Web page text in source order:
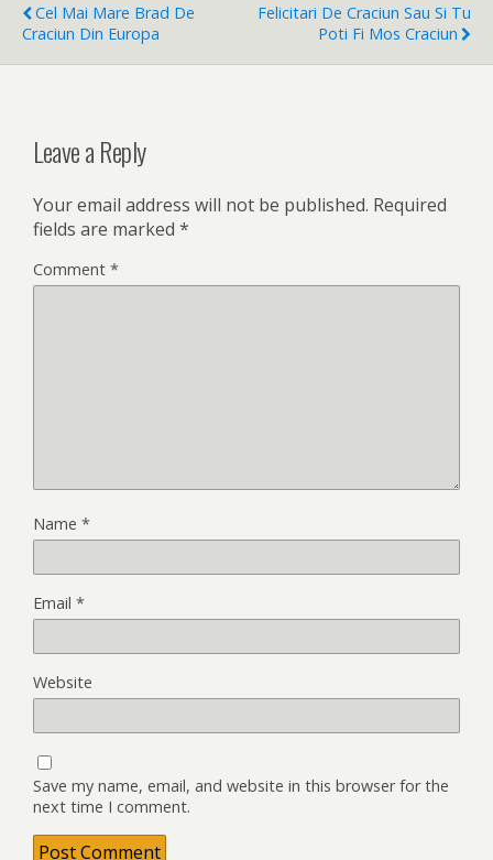
Cel Mai Mare Brad De
Craciun Din Europa
Felicitari De Craciun Sau Si Tu
Poti Fi Mos Craciun
Leave a Reply
Your email address will not be published. Required
fields are marked *
Comment *
Name *
Email *
Website
Save my name, email, and website in this browser for the
next time I comment.